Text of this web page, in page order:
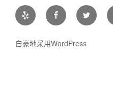
Yelp FacebookTwitter
自豪地采用WordPress